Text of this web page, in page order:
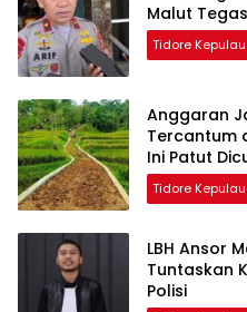
Malut
Tidore
Anggaran
Tercantum
Ini Patut
Tidore
LBH Ansor
Tuntaskan
Polisi